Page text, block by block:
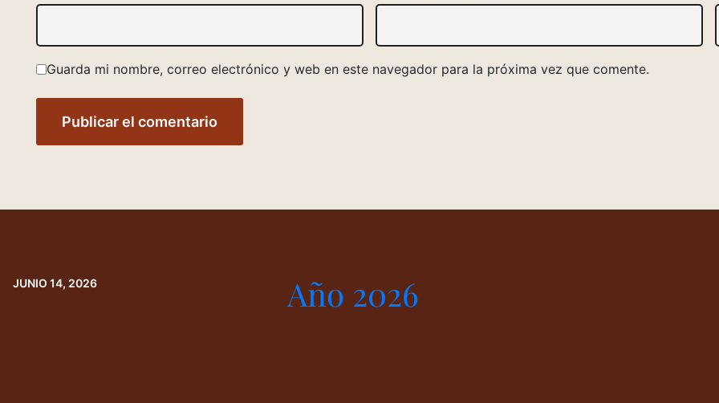
Guarda mi nombre, correo electrónico y web en este navegador para la próxima vez que comente.
JUNIO 14, 2026 Año 2026